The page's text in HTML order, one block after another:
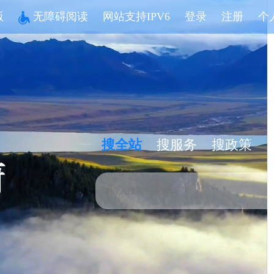
无障碍阅读 网站支持IPV6 登录 注册 个
搜全站 搜服务 搜政策